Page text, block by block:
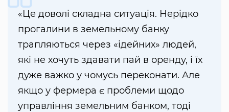
«Це доволі складна ситуація. Нерідко
прогалини в земельному банку
трапляються через «ідейних» людей,
які не хочуть здавати пай в оренду, і їх
дуже важко у чомусь переконати. Але
якщо у фермера є проблеми щодо
управління земельним банком, тоді